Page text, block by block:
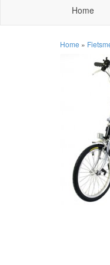
Home
Home »